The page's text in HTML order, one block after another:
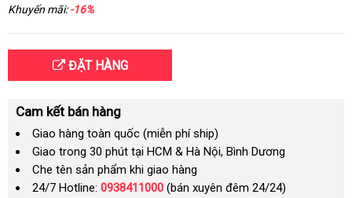
Khuyến mãi:-16%
ĐẶT HÀNG
Cam kết bán hàng
Giao hàng toàn quốc (miễn phí ship)
Giao trong 30 phút tại HCM & Hà Nội, Bình Dương
Che tên sản phẩm khi giao hàng
24/7 Hotline: 0938411000 (bán xuyên đêm 24/24)